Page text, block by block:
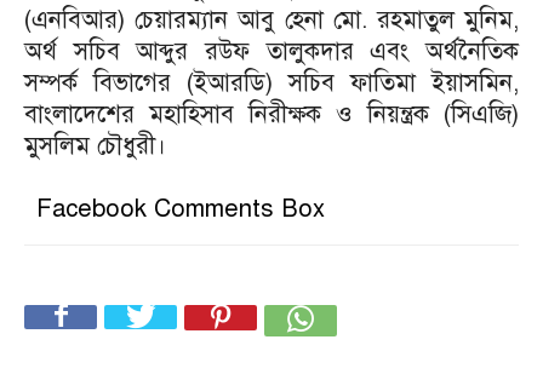
(এনবিআর) চেয়ারম্যান আবু হেনা মো. রহমাতুল মুনিম,
অর্থ সচিব আব্দুর রউফ তালুকদার এবং অর্থনৈতিক
সম্পর্ক বিভাগের (ইআরডি) সচিব ফাতিমা ইয়াসমিন,
বাংলাদেশের মহাহিসাব নিরীক্ষক ও নিয়ন্ত্রক (সিএজি)
মুসলিম চৌধুরী।
Facebook Comments Box